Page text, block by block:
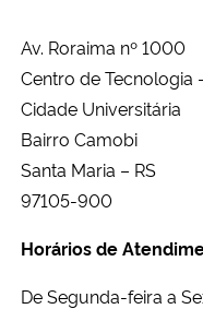
Ministério da Educação
Ministério da Cidadania
Ministério de Minas e Energia
Av. Roraima nº 1000
Centro de Tecnologia
Cidade Universitária
Bairro Camobi
Santa Maria – RS
97105-900
Horários de
De Segunda-feira a